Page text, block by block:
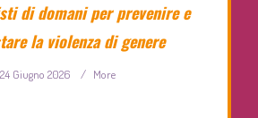
di domani per prevenire e
la violenza di genere
24 Giugno 2026 / More